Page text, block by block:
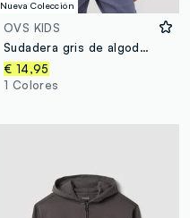
Nueva Colección
OVS KIDS
Sudadera gris de algodón puro con estampado frontal para niño, corte relaxed
€ 14,95
1 Colores